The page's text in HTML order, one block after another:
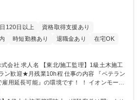
120日以上
資格取得支援あり
時短勤務あり 退職金あり
在宅OK
】1級土木施工
10h程 仕事の内容 『ベテラン
用延長可能』の環境です！ ！ イオンモール
繕・改装工事などを担当！ 具体的には、管轄